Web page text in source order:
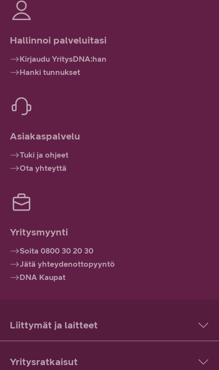
Hallinnoi palveluitasi
Kirjaudu YritysDNA:han
Hanki tunnukset
Asiakaspalvelu
Tuki ja ohjeet
Ota yhteyttä
Yritysmyynti
Soita 0800 30 20 30
Jätä yhteydenottopyyntö
DNA Kaupat
Liittymät ja laitteet
Yritysratkaisut